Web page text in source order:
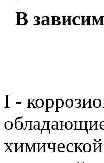
В
I -
химической